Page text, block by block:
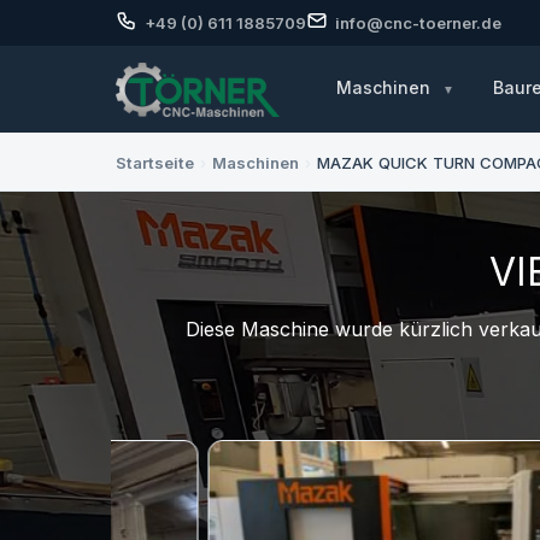
+49 (0) 611 1885709 info@cnc-toerner.de
Maschinen
Startseite Maschinen MAZAK QUICK TURN
Diese Maschine wurde kürzlich